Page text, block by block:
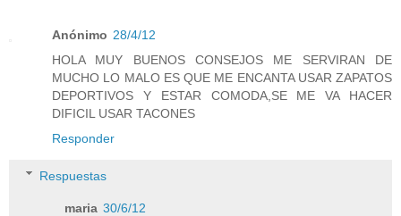
Anónimo 28/4/12
HOLA MUY BUENOS CONSEJOS ME SERVIRAN DE
MUCHO LO MALO ES QUE ME ENCANTA USAR ZAPATOS
DEPORTIVOS Y ESTAR COMODA,SE ME VA HACER
DIFICIL USAR TACONES
Responder
Respuestas
maria 30/6/12